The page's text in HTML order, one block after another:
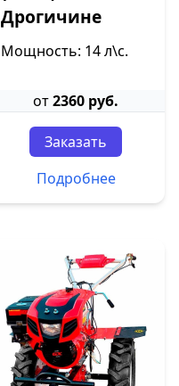
Дрогичине
Мощность: 14 л\с.
от2360 руб.
Заказать
Подробнее